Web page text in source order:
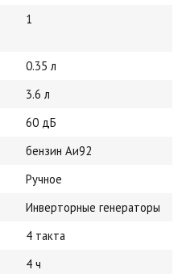
1
0.35 л
3.6 л
60 дБ
бензин Аи92
Ручное
Инверторные генераторы
4 такта
4 ч